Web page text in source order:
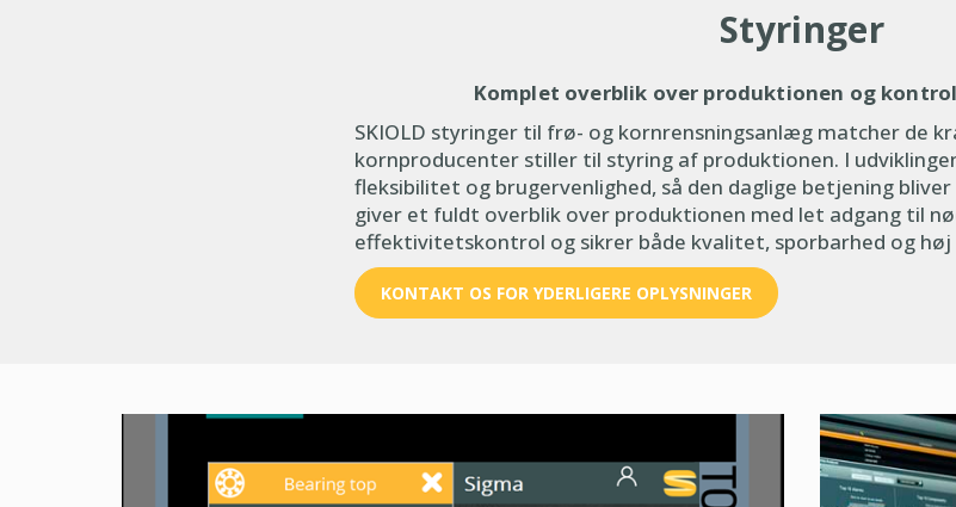
Styringer
Komplet overblik over produktionen og
SKIOLD styringer til frø- og kornrensningsanlæg matcher de
kornproducenter stiller til styring af produktionen. I
fleksibilitet og brugervenlighed, så den daglige betjening
giver et fuldt overblik over produktionen med let adgang til
effektivitetskontrol og sikrer både kvalitet, sporbarhed og høj
KONTAKT OS FOR YDERLIGERE OPLYSNINGER